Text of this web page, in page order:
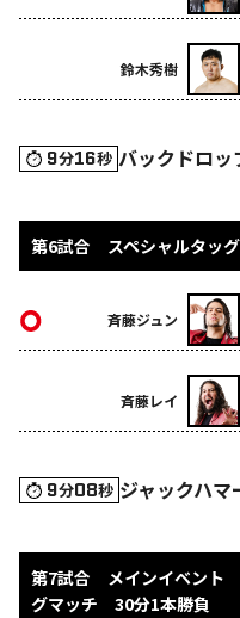
鈴木秀樹
9分16秒 バックドロ
第6試合 スペシャルタッ
斉藤ジュン
斉藤レイ
9分08秒 ジャックハ
第7試合 メインイベント
グマッチ 30分1本勝負